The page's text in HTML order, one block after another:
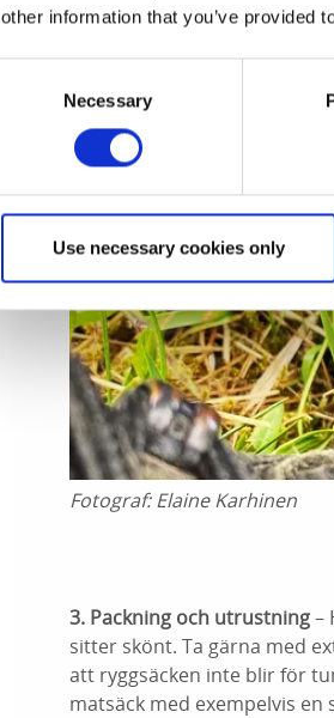
other information that you’ve provided
Necessary
Use necessary cookies only
Fotograf:Elaine Karhinen
3. Packning och utrustning–
sitter skönt. Ta gärna med
att ryggsäcken inte blir för
matsäck med exempelvis